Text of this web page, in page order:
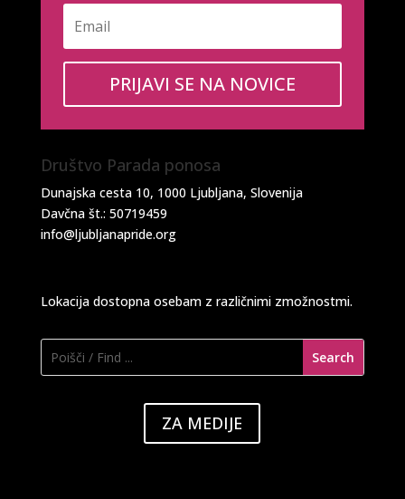
PRIJAVI SE NA NOVICE
Društvo Parada ponosa
Dunajska cesta 10, 1000 Ljubljana, Slovenija
Davčna št.: 50719459
info@ljubljanapride.org
Lokacija dostopna osebam z različnimi zmožnostmi.
ZA MEDIJE